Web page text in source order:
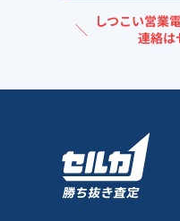
＼
しつこい営業
連絡は